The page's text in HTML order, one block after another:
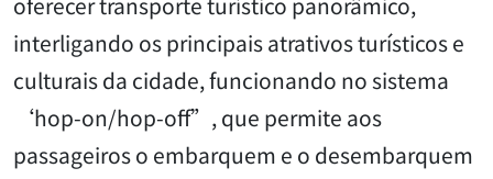
interligando os principais atrativos turísticos e
culturais da cidade, funcionando no sistema
‘hop-on/hop-off”, que permite aos
passageiros o embarquem e o desembarquem